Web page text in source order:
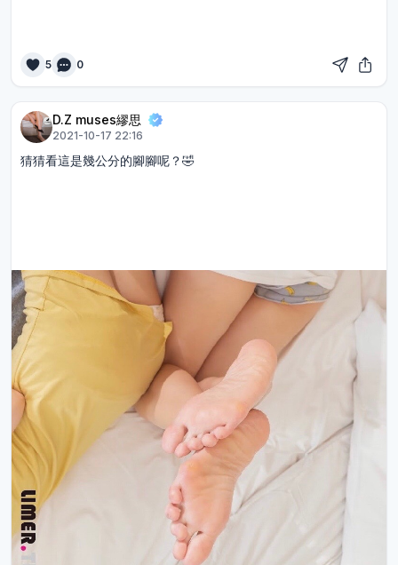
5 0
D.Z muses繆思
2021-10-17 22:16
猜猜看這是幾公分的腳腳呢？🤣